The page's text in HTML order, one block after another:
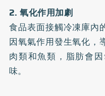
2. 氧化作用加劇
食品表面接觸冷凍庫內
因氧氣作用發生氧化，
肉類和魚類，脂肪會
味。